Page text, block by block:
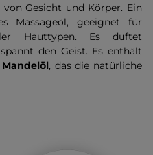
Gesicht und Körper. Ein
Massageöl, geeignet für
Hauttypen. Es duftet
den Geist. Es enthält
Mandelöl, das die natürliche